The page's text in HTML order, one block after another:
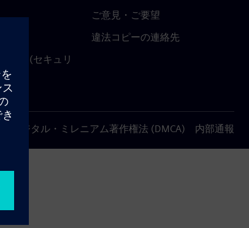
ター (セキュリ
)
ご意見・ご要望
違法コピーの連絡先
デジタル・ミレニアム著作権法 (DMCA) 内部通報